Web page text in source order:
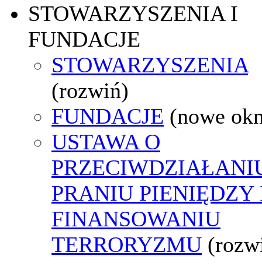
STOWARZYSZENIA I
FUNDACJE
STOWARZYSZENIA
(rozwiń)
FUNDACJE (nowe
USTAWA O
PRANIU PIENIĘDZY
FINANSOWANIU
TERRORYZMU